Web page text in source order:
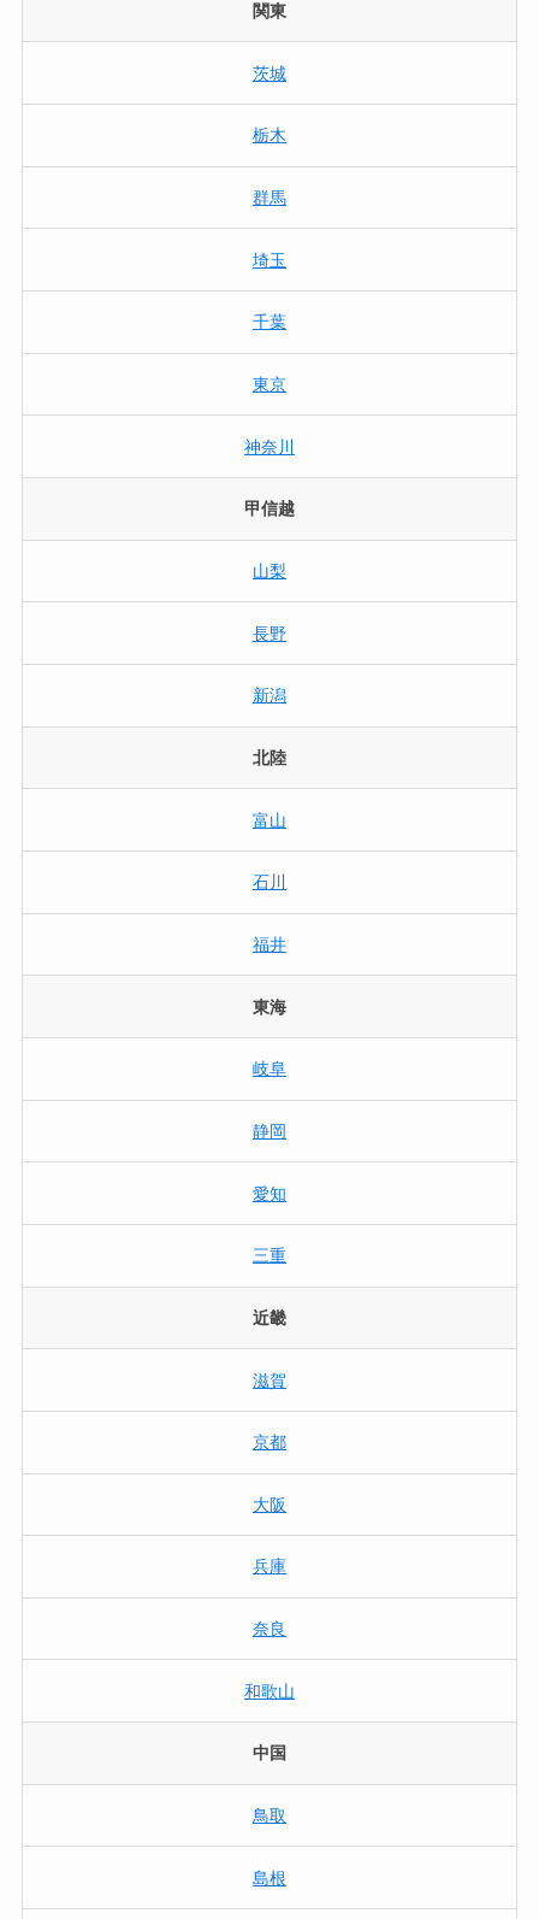
関東
茨城
栃木
群馬
埼玉
千葉
東京
神奈川
甲信越
山梨
長野
新潟
北陸
富山
石川
福井
東海
岐阜
静岡
愛知
三重
近畿
滋賀
京都
大阪
兵庫
奈良
和歌山
中国
鳥取
島根